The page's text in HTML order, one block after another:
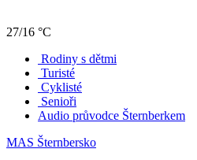
27/16 °C
Rodiny s dětmi
Turisté
Cyklisté
Senioři
Audio průvodce Šternberkem
MAS Šternbersko